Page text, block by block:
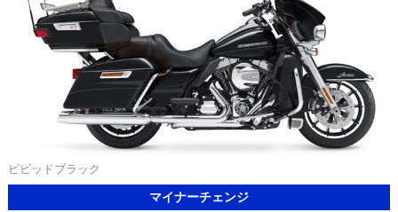
ビビッドブラック
マイナーチェンジ